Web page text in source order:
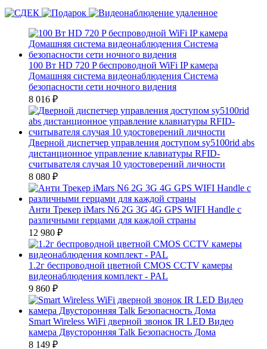
100 Вт HD 720 P беспроводной WiFi IP камера
Домашняя система видеонаблюдения Система
безопасности сети ночного видения
8 016 ₽
Дверной диспетчер управления доступом sy5100rid abs
дистанционное управление клавиатуры RFID-
считывателя случая 10 удостоверений личности
8 080 ₽
Анти Трекер iMars N6 2G 3G 4G GPS WIFI Handle с
различными герцами для каждой страны
12 980 ₽
1.2г беспроводной цветной CMOS CCTV камеры
видеонаблюдения комплект - PAL
9 860 ₽
Smart Wireless WiFi дверной звонок IR LED Видео
камера Двусторонняя Talk Безопасность Дома
8 149 ₽